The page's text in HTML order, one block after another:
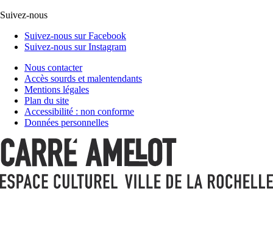
Suivez-nous
Suivez-nous sur Facebook
Suivez-nous sur Instagram
Nous contacter
Accès sourds et malentendants
Mentions légales
Plan du site
Accessibilité : non conforme
Données personnelles